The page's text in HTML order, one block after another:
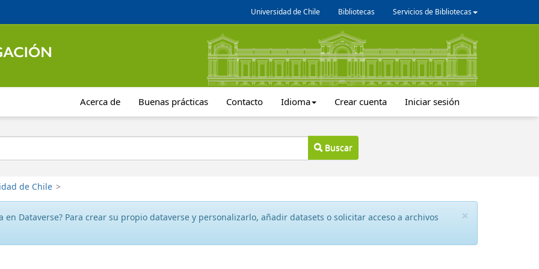
Universidad de Chile Bibliotecas Servicios de Bibliotecas
Acerca de Buenas prácticas Contacto Idioma Crear cuenta Iniciar sesión
Buscar
de Chile >
×
en Dataverse? Para crear su propio dataverse y personalizarlo, añadir datasets o solicitar acceso a archivos